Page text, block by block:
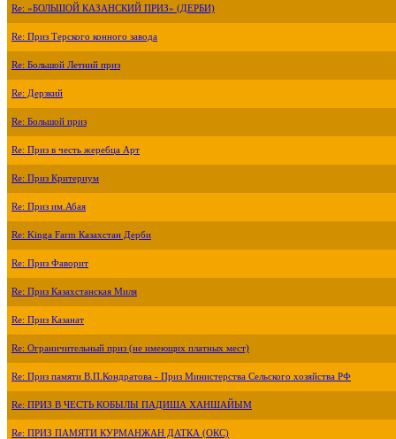
Re: «БОЛЬШОЙ КАЗАНСКИЙ ПРИЗ» (ДЕРБИ)
Re: Приз Терского конного завода
Re: Большой Летний приз
Re: Дерзкий
Re: Большой приз
Re: Приз в честь жеребца Арт
Re: Приз Критериум
Re: Приз им.Абая
Re: Kinga Farm Казахстан Дерби
Re: Приз Фаворит
Re: Приз Казахстанская Миля
Re: Приз Казанат
Re: Ограничительный приз (не имеющих платных мест)
Re: Приз памяти В.П.Кондратова - Приз Министерства Сельского хозяйства РФ
Re: ПРИЗ В ЧЕСТЬ КОБЫЛЫ ПАДИША ХАНШАЙЫМ
Re: ПРИЗ ПАМЯТИ КУРМАНЖАН ДАТКА (ОКС)